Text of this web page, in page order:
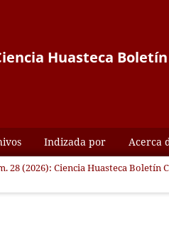
Huasteca
Indizada por Acerca
28 (2026): Ciencia Huasteca